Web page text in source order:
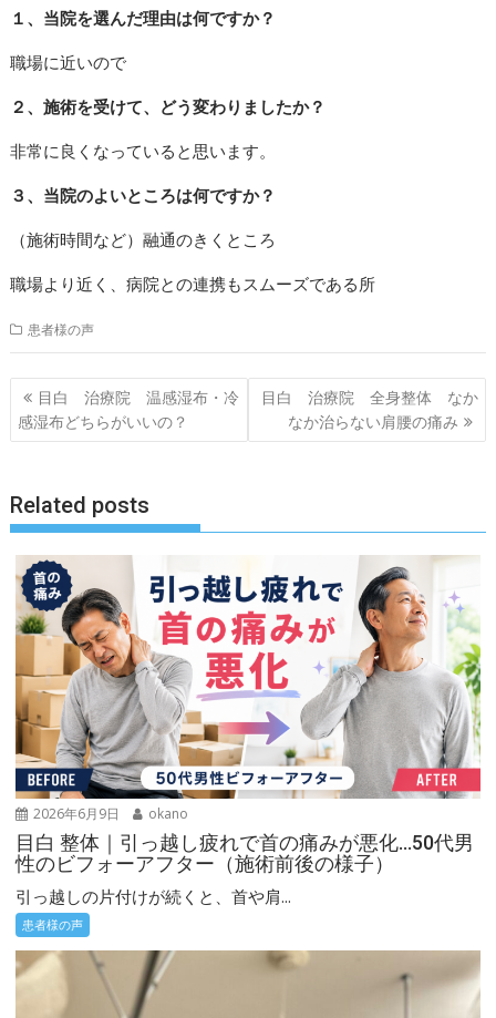
１、当院を選んだ理由は何ですか？
職場に近いので
２、施術を受けて、どう変わりましたか？
非常に良くなっていると思います。
３、当院のよいところは何ですか？
（施術時間など）融通のきくところ
職場より近く、病院との連携もスムーズである所
患者様の声
投
稿
ナ
ゲ
ー
シ
ョ
ン
目白 治療院 温感湿布・冷
感湿布どちらがいいの？
目白 治療院 全身整体 なか
なか治らない肩腰の痛み
Related posts
2026年6月9日 okano
目白 整体｜引っ越し疲れで首の痛みが悪化…50代男
性のビフォーアフター（施術前後の様子）
引っ越しの片付けが続くと、首や肩...
患者様の声